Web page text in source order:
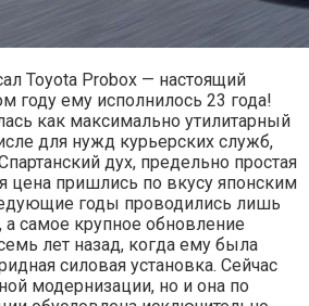
Toyota Probox — настоящий
году ему исполнилось 23 года!
как максимально утилитарный
для нужд курьерских служб,
дух, предельно простая
цена пришлись по вкусу японским
годы проводились лишь
а самое крупное обновление
лет назад, когда ему была
силовая установка. Сейчас
модернизации, но и она по